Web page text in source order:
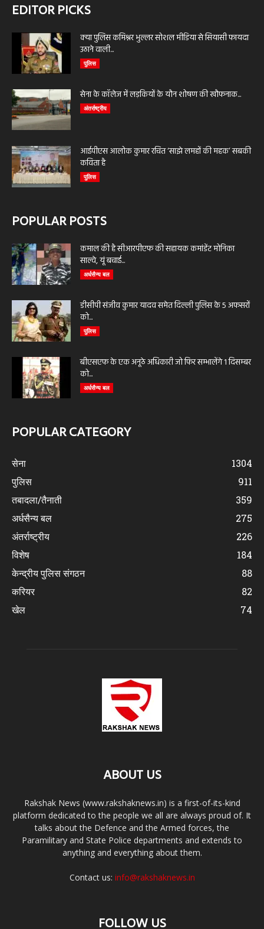
EDITOR PICKS
क्या पुलिस कमिश्नर भुल्लर सोशल मीडिया से सियासी फायदा
उठाने वाली...
पुलिस
सेना के कॉलेज में लड़कियों के यौन शोषण की खौफनाक...
अंतर्राष्ट्रीय
आईपीएस आलोक कुमार रचित ‘साझे लमहों की महक’ सबकी
कविता है
पुलिस
POPULAR POSTS
कमाल की है सीआरपीएफ की सहायक कमांडेंट मोनिका
साल्वे, यूं बचाई...
अर्धसैन्य बल
डीसीपी संजीव कुमार यादव समेत दिल्ली पुलिस के 5 अफसरों
को...
पुलिस
बीएसएफ के एक अनूठे अधिकारी जो फिर सम्भालेंगे 1 दिसम्बर
को...
अर्धसैन्य बल
POPULAR CATEGORY
सेना
1304
पुलिस
911
तबादला/तैनाती
359
अर्धसैन्य बल
275
अंतर्राष्ट्रीय
226
विशेष
184
केन्द्रीय पुलिस संगठन
88
करियर
82
खेल
74
ABOUT US
Rakshak News (www.rakshaknews.in) is a first-of-its-kind
platform dedicated to the people we all are always proud of. It
talks about the Defence and the Armed forces, the
Paramilitary and State Police departments and extends to
anything and everything about them.
Contact us: info@rakshaknews.in
FOLLOW US